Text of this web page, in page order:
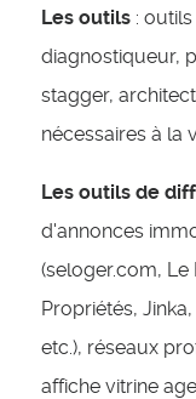
Les outils :
diagnostiqueur,
stagger,
nécessaires à la
Les outils de
d'annonces
(seloger.com,
Propriétés,
etc.), réseaux
affiche vitrine